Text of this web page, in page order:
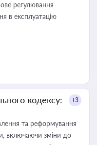
регулювання
в експлуатацію
кодексу:
+3
та реформування
включаючи зміни до